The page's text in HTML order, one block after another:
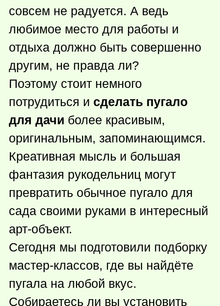
совсем не радуется. А ведь
любимое место для работы и
отдыха должно быть совершенно
другим, не правда ли?
Поэтому стоит немного
потрудиться и сделать пугало
для дачи более красивым,
оригинальным, запоминающимся.
Креативная мысль и большая
фантазия рукодельниц могут
превратить обычное пугало для
сада своими руками в интересный
арт-объект.
Сегодня мы подготовили подборку
мастер-классов, где вы найдёте
пугала на любой вкус.
Собираетесь ли вы установить